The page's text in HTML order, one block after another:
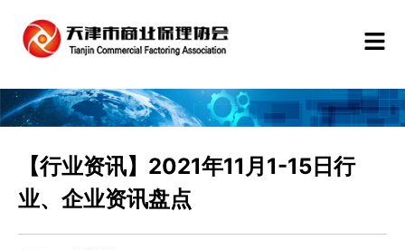
【行业资讯】2021年11月1-15日行
业、企业资讯盘点